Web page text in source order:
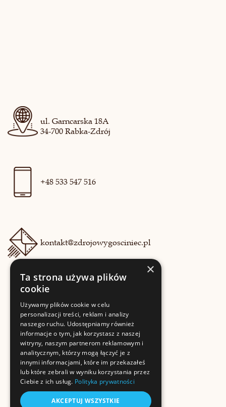
ul. Garncarska 18A
34-700 Rabka-Zdrój
+48 533 547 516
kontakt@zdrojowygosciniec.pl
×
Ta strona używa plików
cookie
Używamy plików cookie w celu
personalizacji treści, reklam i analizy
naszego ruchu. Udostępniamy również
informacje o tym, jak korzystasz z naszej
witryny, naszym partnerom reklamowym i
analitycznym, którzy mogą łączyć je z
innymi informacjami, które im przekazałeś
lub które zebrali w wyniku korzystania przez
Ciebie z ich usług. Polityka prywatności
AKCEPTUJ WSZYSTKIE